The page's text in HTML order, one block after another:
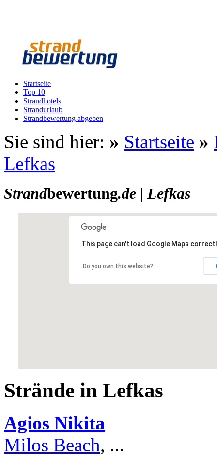
Startseite
Top 10
Strandhotels
Strandurlaub
Strandbewertung abgeben
Sie sind hier: » Startseite »
Lefkas
Strandbewertung.de |Lefkas
This page can't load Google Maps
Do you own this website?
Strände in Lefkas
Agios Nikita
Milos Beach, ...